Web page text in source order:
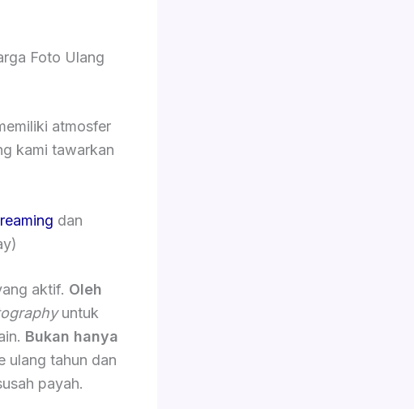
Foto Ulang
atmosfer
kami tawarkan
dan
aktif. Oleh
untuk
Bukan hanya
ulang tahun dan
payah.